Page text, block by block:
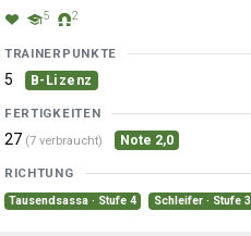
5 2
TRAINERPUNKTE
5 B-Lizenz
FERTIGKEITEN
27 (7 verbraucht) Note 2,0
RICHTUNG
Tausendsassa · Stufe 4 Schleifer · Stufe 3